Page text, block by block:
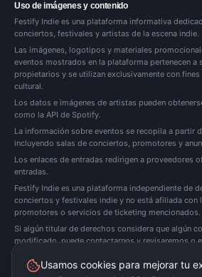
Uso de imágenes y contenido
Festify Indie es una plataforma informativa
conciertos, festivales y artistas de la escena indie.
Las imágenes, logotipos y materiales
eventos mostrados en la plataforma pertenecen a
propietarios y se utilizan exclusivamente con
cultural.
Los datos e imágenes de artistas pueden
como la API de Spotify.
La información sobre eventos se recopila a partir
incluyendo salas de conciertos, promotores y
Los enlaces de entradas redirigen a proveedores
entradas.
Festify Indie es una plataforma independiente de
conciertos y festivales indie y no está afiliada con
promotores o servicios de ticketing mencionados.
Si algún titular de derechos considera que algún
modificado, puede contactarnos y revisaremos o
Usamos cookies para mejorar tu